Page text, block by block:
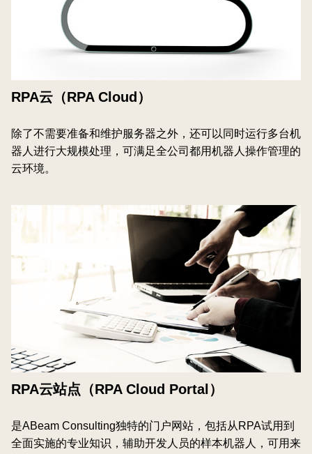
RPA云（RPA Cloud）
除了不需要准备和维护服务器之外，还可以同时运行多台机
器人进行大规模处理，可满足全公司都用机器人操作管理的
云环境。
RPA云站点（RPA Cloud Portal）
是ABeam Consulting独特的门户网站，包括从RPA试用到
全面实施的专业知识，辅助开发人员的样本机器人，可用来